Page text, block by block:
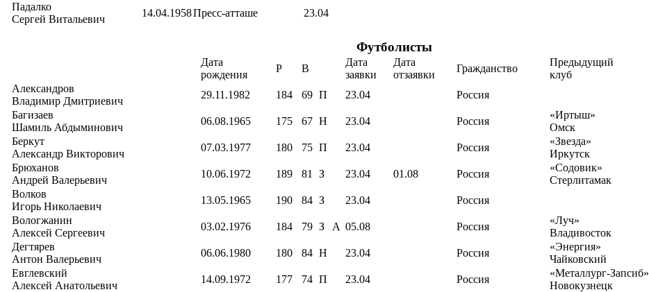
Падалко
Сергей Витальевич
14.04.1958Пресс-атташе 23.04
Футболисты
Дата
рождения
Р В
Дата
заявки
Дата
отзаявки
Гражданство
Предыдущий
клуб
Александров
Владимир Дмитриевич
29.11.1982 184 69 П 23.04
Россия
Багизаев
Шамиль Абдыминович
06.08.1965 175 67 Н 23.04 Россия
«Иртыш»
Омск
Беркут
Александр Викторович
07.03.1977 180 75 П 23.04 Россия
«Звезда»
Иркутск
Брюханов
Андрей Валерьевич
10.06.1972 189 81 З 23.04 01.08 Россия
«Содовик»
Стерлитамак
Волков
Игорь Николаевич
13.05.1965 190 84 З 23.04
Россия
Вологжанин
Алексей Сергеевич
03.02.1976 184 79 З А 05.08 Россия
«Луч»
Владивосток
Дегтярев
Антон Валерьевич
06.06.1980 180 84 Н 23.04 Россия
«Энергия»
Чайковский
Евглевский
Алексей Анатольевич
14.09.1972 177 74 П 23.04 Россия
«Металлург-Запсиб»
Новокузнецк